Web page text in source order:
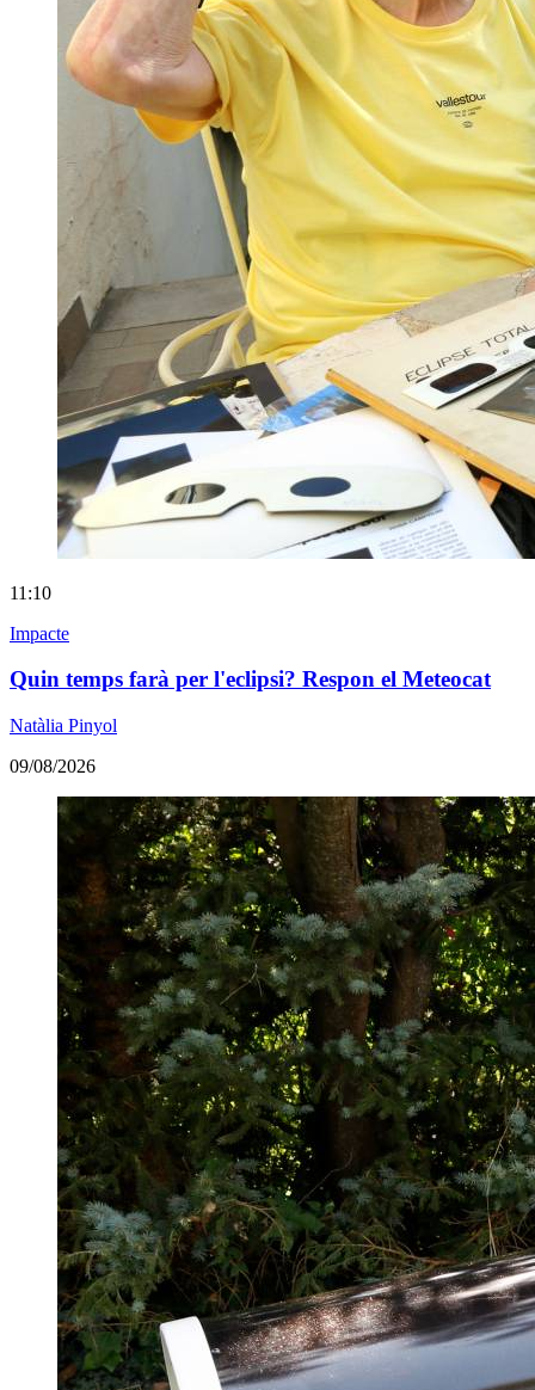
11:10
Impacte
Quin temps farà per l'eclipsi? Respon el Meteocat
Natàlia Pinyol
09/08/2026